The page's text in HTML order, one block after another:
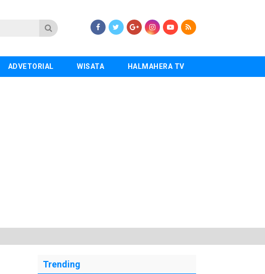
ADVETORIAL WISATA HALMAHERA TV
Trending